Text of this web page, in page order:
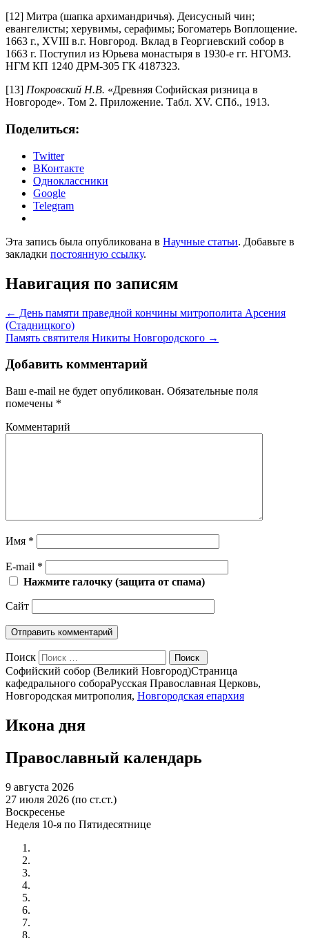
[12] Митра (шапка архимандричья). Деисусный чин;
евангелисты; херувимы, серафимы; Богоматерь Воплощение.
1663 г., XVIII в.г. Новгород. Вклад в Георгиевский собор в
1663 г. Поступил из Юрьева монастыря в 1930-е гг. НГОМЗ.
НГМ КП 1240 ДРМ-305 ГК 4187323.
[13] Покровский Н.В. «Древняя Софийская ризница в
Новгороде». Том 2. Приложение. Табл. XV. СПб., 1913.
Поделиться:
Twitter
ВКонтакте
Одноклассники
Google
Telegram
Эта запись была опубликована в Научные статьи. Добавьте в
закладки постоянную ссылку.
Навигация по записям
← День памяти праведной кончины митрополита Арсения
(Стадницкого)
Память святителя Никиты Новгородского →
Добавить комментарий
Ваш e-mail не будет опубликован. Обязательные поля
помечены *
Комментарий
Имя *
E-mail *
Нажмите галочку (защита от спама)
Сайт
Поиск
Софийский собор (Великий Новгород)Страница
кафедрального собораРусская Православная Церковь,
Новгородская митрополия, Новгородская епархия
Икона дня
Православный календарь
9 августа 2026
27 июля 2026 (по ст.ст.)
Воскресенье
Неделя 10-я по Пятидесятнице